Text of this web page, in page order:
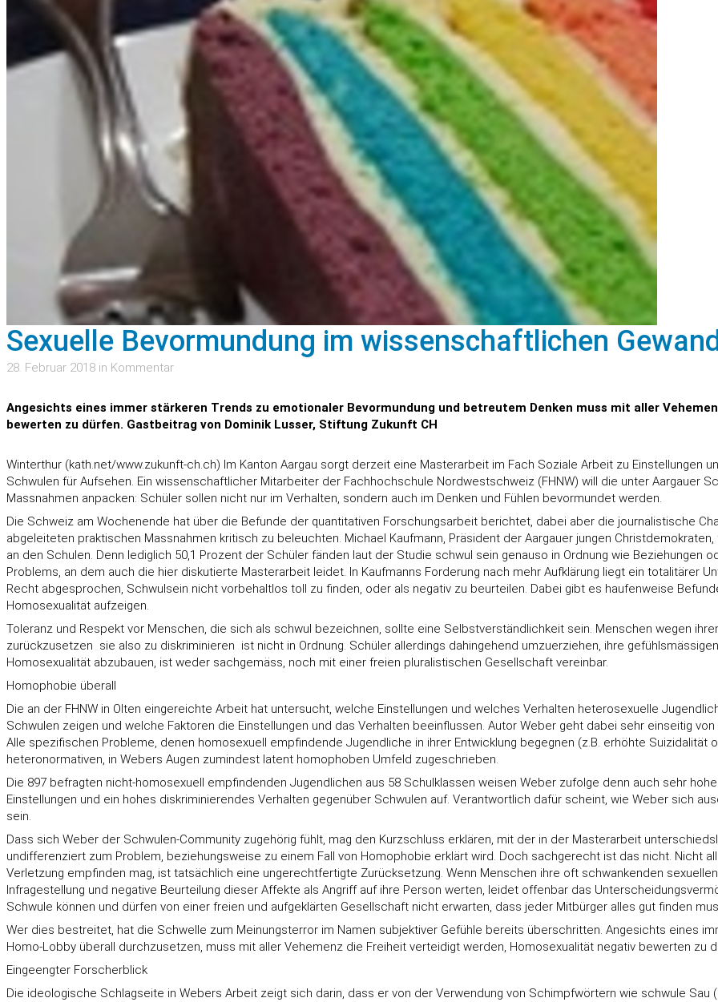
Sexuelle Bevormundung im wissenschaftlichen
28. Februar 2018 in Kommentar
Angesichts eines immer stärkeren Trends zu emotionaler Bevormundung und betreutem Denken muss mit aller
bewerten zu dürfen. Gastbeitrag von Dominik Lusser, Stiftung Zukunft CH
Winterthur (kath.net/www.zukunft-ch.ch) Im Kanton Aargau sorgt derzeit eine Masterarbeit im Fach Soziale Arbeit zu Einstellungen
Schwulen für Aufsehen. Ein wissenschaftlicher Mitarbeiter der Fachhochschule Nordwestschweiz (FHNW) will die unter Aargauer
Massnahmen anpacken: Schüler sollen nicht nur im Verhalten, sondern auch im Denken und Fühlen bevormundet werden.
Die Schweiz am Wochenende hat über die Befunde der quantitativen Forschungsarbeit berichtet, dabei aber die journalistische
abgeleiteten praktischen Massnahmen kritisch zu beleuchten. Michael Kaufmann, Präsident der Aargauer jungen
an den Schulen. Denn lediglich 50,1 Prozent der Schüler fänden laut der Studie schwul sein genauso in Ordnung wie
Problems, an dem auch die hier diskutierte Masterarbeit leidet. In Kaufmanns Forderung nach mehr Aufklärung liegt ein totalitärer
Recht abgesprochen, Schwulsein nicht vorbehaltlos toll zu finden, oder als negativ zu beurteilen. Dabei gibt es haufenweise
Homosexualität aufzeigen.
Toleranz und Respekt vor Menschen, die sich als schwul bezeichnen, sollte eine Selbstverständlichkeit sein. Menschen wegen
zurückzusetzen  sie also zu diskriminieren  ist nicht in Ordnung. Schüler allerdings dahingehend umzuerziehen, ihre
Homosexualität abzubauen, ist weder sachgemäss, noch mit einer freien pluralistischen Gesellschaft vereinbar.
Homophobie überall
Die an der FHNW in Olten eingereichte Arbeit hat untersucht, welche Einstellungen und welches Verhalten heterosexuelle
Schwulen zeigen und welche Faktoren die Einstellungen und das Verhalten beeinflussen. Autor Weber geht dabei sehr einseitig
Alle spezifischen Probleme, denen homosexuell empfindende Jugendliche in ihrer Entwicklung begegnen (z.B. erhöhte
heteronormativen, in Webers Augen zumindest latent homophoben Umfeld zugeschrieben.
Die 897 befragten nicht-homosexuell empfindenden Jugendlichen aus 58 Schulklassen weisen Weber zufolge denn auch sehr
Einstellungen und ein hohes diskriminierendes Verhalten gegenüber Schwulen auf. Verantwortlich dafür scheint, wie Weber sich
sein.
Dass sich Weber der Schwulen-Community zugehörig fühlt, mag den Kurzschluss erklären, mit der in der Masterarbeit
undifferenziert zum Problem, beziehungsweise zu einem Fall von Homophobie erklärt wird. Doch sachgerecht ist das nicht. Nicht
Verletzung empfinden mag, ist tatsächlich eine ungerechtfertigte Zurücksetzung. Wenn Menschen ihre oft schwankenden
Infragestellung und negative Beurteilung dieser Affekte als Angriff auf ihre Person werten, leidet offenbar das
Schwule können und dürfen von einer freien und aufgeklärten Gesellschaft nicht erwarten, dass jeder Mitbürger alles gut finden
Wer dies bestreitet, hat die Schwelle zum Meinungsterror im Namen subjektiver Gefühle bereits überschritten. Angesichts eines
Homo-Lobby überall durchzusetzen, muss mit aller Vehemenz die Freiheit verteidigt werden, Homosexualität negativ bewerten zu
Eingeengter Forscherblick
Die ideologische Schlagseite in Webers Arbeit zeigt sich darin, dass er von der Verwendung von Schimpfwörtern wie schwule